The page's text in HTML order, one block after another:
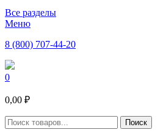
Все разделы
Меню
8 (800) 707-44-20
0
0,00 ₽